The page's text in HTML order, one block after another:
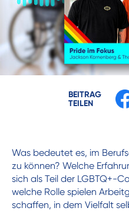
BEITRAG
TEILEN
Was bedeutet es, im
zu können? Welche
sich als Teil der LGBTQ+-
welche Rolle spielen
schaffen, in dem Vielfalt